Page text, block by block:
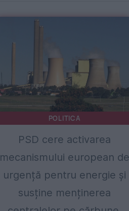
POLITICA
PSD cere activarea
mecanismului european
urgență pentru energie și
susține menținerea